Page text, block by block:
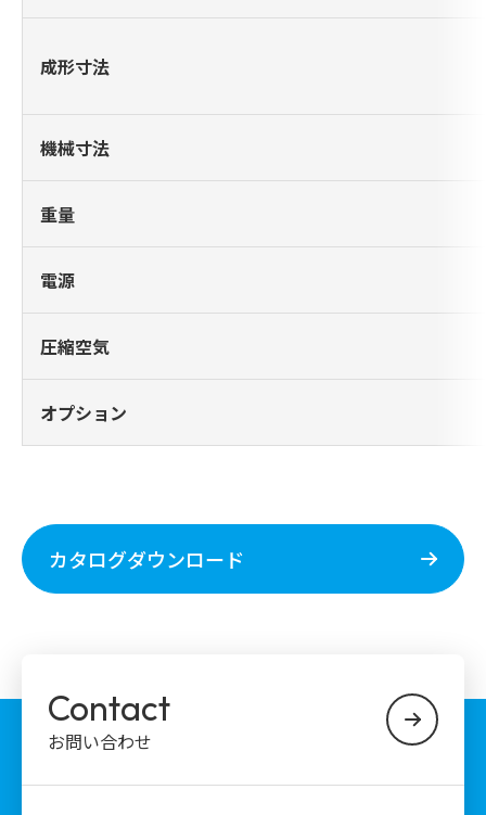
成形寸法
機械寸法
重量
電源
圧縮空気
オプション
カタログダウンロード
Contact
お問い合わせ